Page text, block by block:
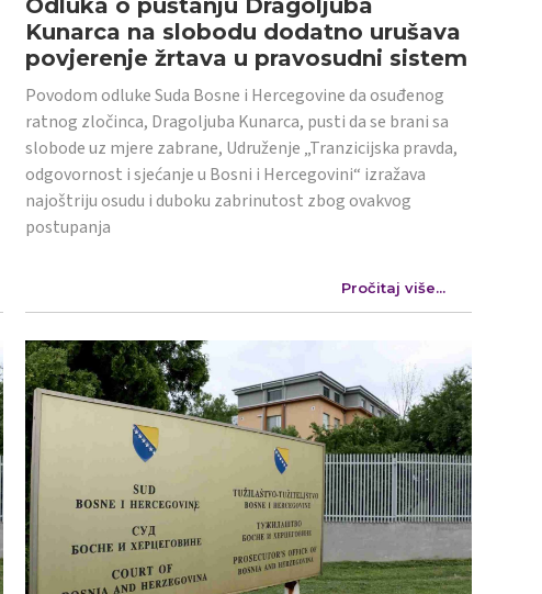
Kunarca na slobodu dodatno urušava
povjerenje žrtava u pravosudni sistem
Povodom odluke Suda Bosne i Hercegovine da osuđenog
ratnog zločinca, Dragoljuba Kunarca, pusti da se brani sa
slobode uz mjere zabrane, Udruženje „Tranzicijska pravda,
odgovornost i sjećanje u Bosni i Hercegovini“ izražava
najoštriju osudu i duboku zabrinutost zbog ovakvog
postupanja
Pročitaj više...